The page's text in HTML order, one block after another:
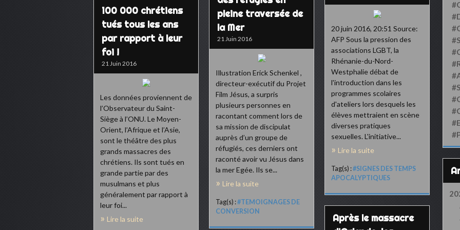
20 juin 2016, 20:51 Source:
AFP Sous la pression des
associations LGBT, la
Rhénanie-du-Nord-
Westphalie débat de
l'introduction dans les
programmes scolaires
d'ateliers lors desquels les
élèves mettraient en scène
diverses pratiques
sexuelles. L'initiative...
Lire la suite
Tag(s) :#SIGNES DES TEMPS
APOCALYPTIQUES
pleine traversée de
la Mer
21 Juin 2016
Illustration Erick Schenkel ,
directeur-exécutif du Projet
Film Jésus, a surpris
plusieurs personnes en
racontant comment lors de
sa mission de discipulat
auprès d’un groupe de
réfugiés, ces derniers ont
raconté avoir vu Jésus dans
la mer Egée. Ils se...
Lire la suite
Tag(s) :#TEMOIGNAGES DE
CONVERSION
100 000 chrétiens
tués tous les ans
par rapport à leur
foi !
21 Juin 2016
Les données proviennent de
l’Observateur du Saint-
Siège à l’ONU. Le Moyen-
Orient, l’Afrique et l’Asie,
sont le théâtre des plus
grands massacres des
chrétiens. Ils sont tués en
grande partie par des
musulmans et plus
généralement par rapport à
leur foi...
Lire la suite
Après le massacre